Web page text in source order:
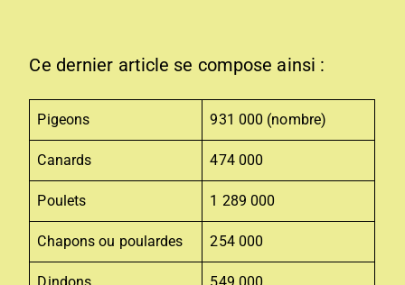
Ce dernier article se compose ainsi :
Pigeons 931 000 (nombre)
Canards 474 000
Poulets 1 289 000
Chapons ou poulardes 254 000